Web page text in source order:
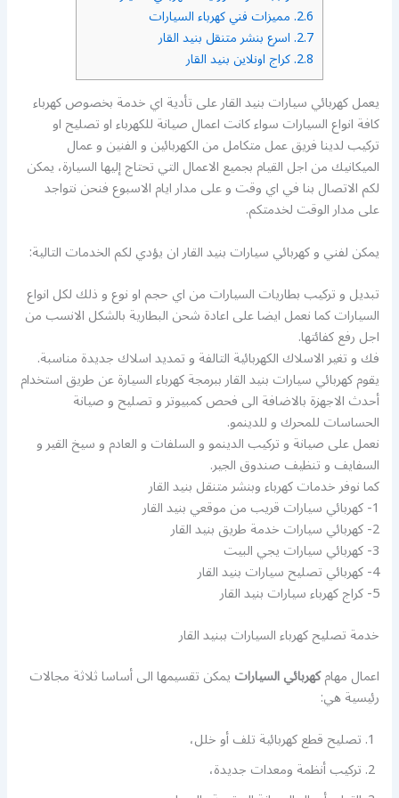
2.6. مميزات فني كهرباء السيارات
2.7. اسرع بنشر متنقل بنيد القار
2.8. كراج اونلاين بنيد القار
يعمل كهربائي سيارات بنيد القار على تأدية اي خدمة بخصوص كهرباء
كافة انواع السيارات سواء كانت اعمال صيانة للكهرباء او تصليح او
تركيب لدينا فريق عمل متكامل من الكهربائين و الفنين و عمال
الميكانيك من اجل القيام بجميع الاعمال التي تحتاج إليها السيارة، يمكن
لكم الاتصال بنا في اي وقت و على مدار ايام الاسبوع فنحن نتواجد
على مدار الوقت لخدمتكم.
يمكن لفني و كهربائي سيارات بنيد القار ان يؤدي لكم الخدمات التالية:
تبديل و تركيب بطاريات السيارات من اي حجم او نوع و ذلك لكل انواع
السيارات كما نعمل ايضا على اعادة شحن البطارية بالشكل الانسب من
اجل رفع كفائتها.
فك و تغير الاسلاك الكهربائية التالفة و تمديد اسلاك جديدة مناسبة.
يقوم كهربائي سيارات بنيد القار ببرمجة كهرباء السيارة عن طريق استخدام
أحدث الاجهزة بالاضافة الى فحص كمبيوتر و تصليح و صيانة
الحساسات للمحرك و للدينمو.
نعمل على صيانة و تركيب الدينمو و السلفات و العادم و سيخ القير و
السفايف و تنظيف صندوق الجير.
كما نوفر خدمات كهرباء وبنشر متنقل بنيد القار
1- كهربائي سيارات قريب من موقعي بنيد القار
2- كهربائي سيارات خدمة طريق بنيد القار
3- كهربائي سيارات يجي البيت
4- كهربائي تصليح سيارات بنيد القار
5- كراج كهرباء سيارات بنيد القار
خدمة تصليح كهرباء السيارات ببنيد القار
اعمال مهامكهربائي السياراتيمكن تقسيمها الى أساسا ثلاثة مجالات
رئيسية هي:
تصليح قطع كهربائية تلف أو خلل،
تركيب أنظمة ومعدات جديدة،